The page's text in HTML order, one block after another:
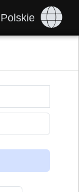
Polskie